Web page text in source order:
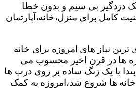
یک دزدگیر بی سیم و بدون خطا
کامل برای منزل،خانه،آپارتمان
نیاز های امروزه برای خانه
ها در قرن اخیر محسوب می
با یک زنگ ساده بر روی درب ها
ها شروع شد،امروزه به کمک